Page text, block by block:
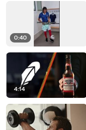
0:40
4:14